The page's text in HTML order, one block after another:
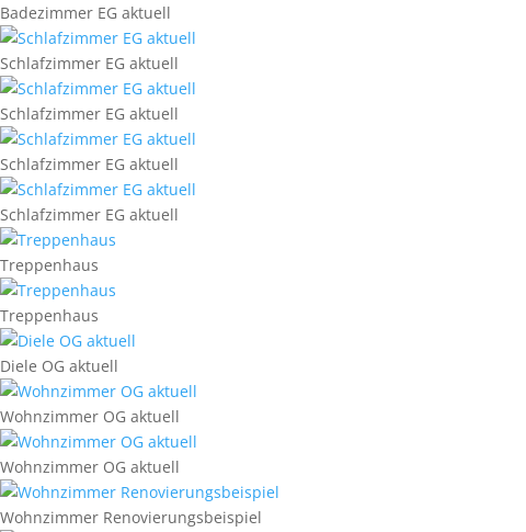
Badezimmer EG aktuell
Schlafzimmer EG aktuell
Schlafzimmer EG aktuell
Schlafzimmer EG aktuell
Schlafzimmer EG aktuell
Treppenhaus
Treppenhaus
Diele OG aktuell
Wohnzimmer OG aktuell
Wohnzimmer OG aktuell
Wohnzimmer Renovierungsbeispiel